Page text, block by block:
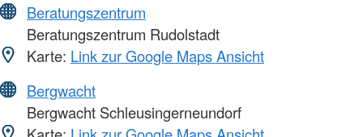
Beratungszentrum
Beratungszentrum Rudolstadt
Karte: Link zur Google Maps Ansicht
Bergwacht
Bergwacht Schleusingerneundorf